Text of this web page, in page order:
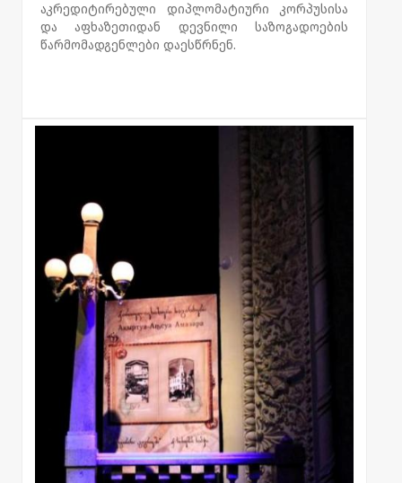
აკრედიტირებული დიპლომატიური კორპუსისა
და აფხაზეთიდან დევნილი საზოგადოების
წარმომადგენლები დაესწრნენ.